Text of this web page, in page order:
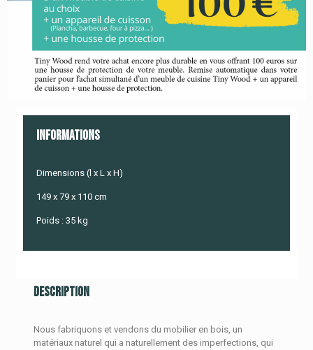
Informations
Dimensions (l x L x H)
149 x 79 x 110 cm
Poids : 35 kg
Description
Nous fabriquons et vendons du mobilier en bois, un
matériaux naturel qui a naturellement des imperfections, qui